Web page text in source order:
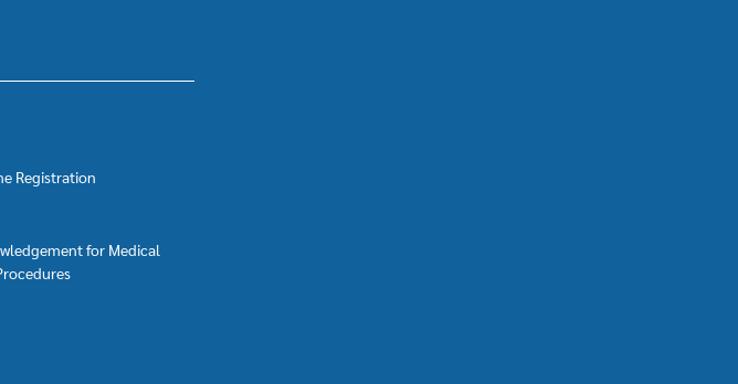
Registration
for Medical